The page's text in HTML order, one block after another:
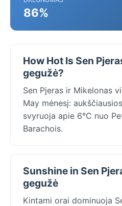
86%
How Hot Is Sen
gegužė?
Sen Pjeras ir Mikelonas
May mėnesį:
svyruoja apie 6°C nuo
Barachois.
Sunshine in Sen
gegužė
Kintami orai dominuoja